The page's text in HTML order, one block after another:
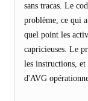
sans tracas. Le
problème, ce qui
quel point les
capricieuses. Le
les instructions, et
d'AVG